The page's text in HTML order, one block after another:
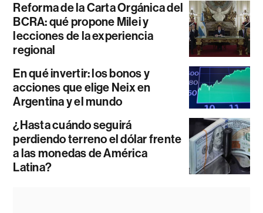
Reforma de la Carta Orgánica del
BCRA: qué propone Milei y
lecciones de la experiencia
regional
En qué invertir: los bonos y
acciones que elige Neix en
Argentina y el mundo
¿Hasta cuándo seguirá
perdiendo terreno el dólar frente
a las monedas de América
Latina?